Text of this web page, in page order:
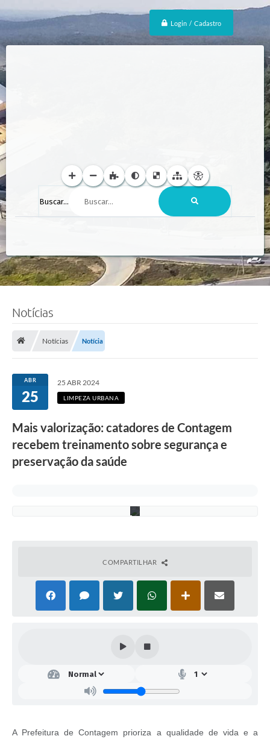
Login / Cadastro
Buscar...
Notícias
Notícias Notícia
ABR
25
25 ABR 2024
LIMPEZA URBANA
Mais valorização: catadores de Contagem
recebem treinamento sobre segurança e
preservação da saúde
S
i
l
COMPARTILHAR
A Prefeitura de Contagem prioriza a qualidade de vida e a